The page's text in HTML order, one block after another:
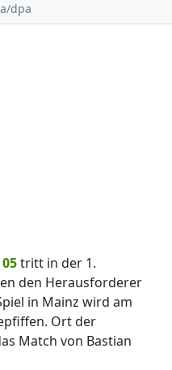
dpa
tritt in der 1.
den Herausforderer
in Mainz wird am
Ort der
Match von Bastian